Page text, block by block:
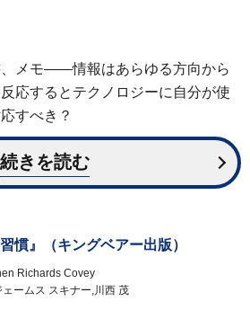
、メモ――情報はあらゆる方向から
応するとテクノロジーに自分が使
すべき？
続きを読む
習慣』（キングベアー出版）
Richards Covey
ェームス スキナー,川西 茂